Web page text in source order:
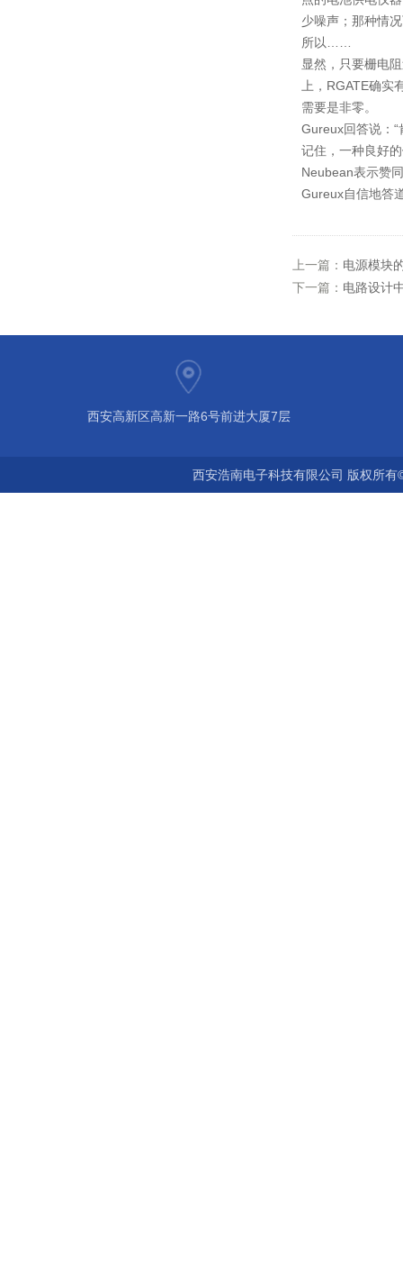
少噪声；那种情
所以……
显然，只要栅电
上，RGATE确
需要是非零。
Gureux回答说：
记住，一种良好
Neubean表示赞
Gureux自信地答
上一篇： 电源模块
下一篇： 电路设计
西安高新区高新一路6号前进大厦7层
西安浩南电子科技有限公司 版权所